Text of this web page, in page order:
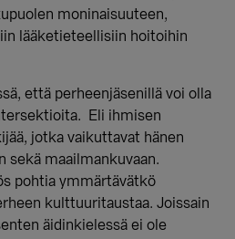
moninaisuuteen,
lääketieteellisiin hoitoihin
että perheenjäsenillä voi olla
Eli ihmisen
jotka vaikuttavat hänen
sekä maailmankuvaan.
pohtia ymmärtävätkö
kulttuuritaustaa. Joissain
äidinkielessä ei ole